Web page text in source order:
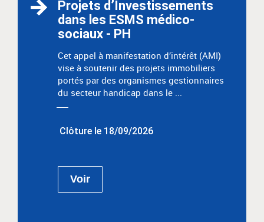
Projets d’Investissements
dans les ESMS médico-
sociaux - PH
Cet appel à manifestation d’intérêt (AMI)
vise à soutenir des projets immobiliers
portés par des organismes gestionnaires
du secteur handicap dans le ...
Clôture le 18/09/2026
Voir